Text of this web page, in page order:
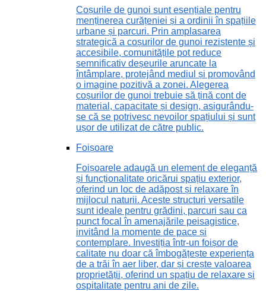
Coșurile de gunoi sunt esențiale pentru
menținerea curățeniei și a ordinii în spațiile
urbane și parcuri. Prin amplasarea
strategică a coșurilor de gunoi rezistente și
accesibile, comunitățile pot reduce
semnificativ deșeurile aruncate la
întâmplare, protejând mediul și promovând
o imagine pozitivă a zonei. Alegerea
coșurilor de gunoi trebuie să țină cont de
material, capacitate și design, asigurându-
se că se potrivesc nevoilor spațiului și sunt
ușor de utilizat de către public.
Foișoare
Foișoarele adaugă un element de eleganță
și funcționalitate oricărui spațiu exterior,
oferind un loc de adăpost și relaxare în
mijlocul naturii. Aceste structuri versatile
sunt ideale pentru grădini, parcuri sau ca
punct focal în amenajările peisagistice,
invitând la momente de pace și
contemplare. Investiția într-un foișor de
calitate nu doar că îmbogățește experiența
de a trăi în aer liber, dar și crește valoarea
proprietății, oferind un spațiu de relaxare și
ospitalitate pentru ani de zile.